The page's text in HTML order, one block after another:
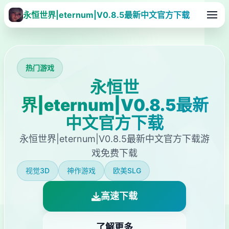
永恒世界|eternum|V0.8.5最新中文官方下载
热门游戏
永恒世
界|eternum|V0.8.5最新
中文官方下载
永恒世界|eternum|V0.8.5最新中文官方下载游
戏免费下载
视觉3D 神作游戏 欧美SLG
高速下载